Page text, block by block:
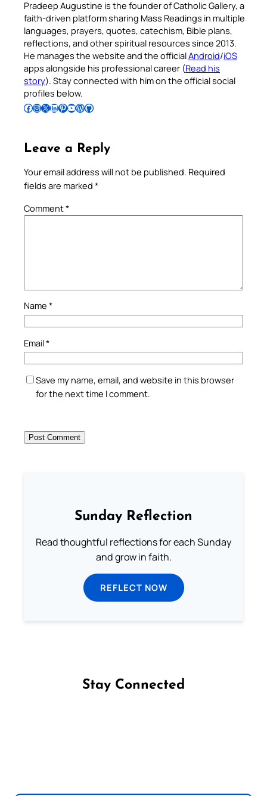
Pradeep Augustine is the founder of Catholic Gallery, a
faith-driven platform sharing Mass Readings in multiple
languages, prayers, quotes, catechism, Bible plans,
reflections, and other spiritual resources since 2013.
He manages the website and the officialAndroid/iOS
apps alongside his professional career (Read his
story). Stay connected with him on the official social
profiles below.
Follow Pradeep on Facebook Follow Pradeep on InstagramFollow Pradeep on X Follow Pradeep on LinkedIn Follow Pradeep on Pinterest Subscribe to Pradeep’s Youtube Channel Follow Pradeep on WordPress Follow Pradeep on GitHub
Leave a Reply
Your email address will not be published. Required
fields are marked *
Comment*
Name *
Email*
Save my name, email, and website in this browser
for the next time I comment.
Sunday Reflection
Read thoughtful reflections for each Sunday
and grow in faith.
REFLECT NOW
Stay Connected